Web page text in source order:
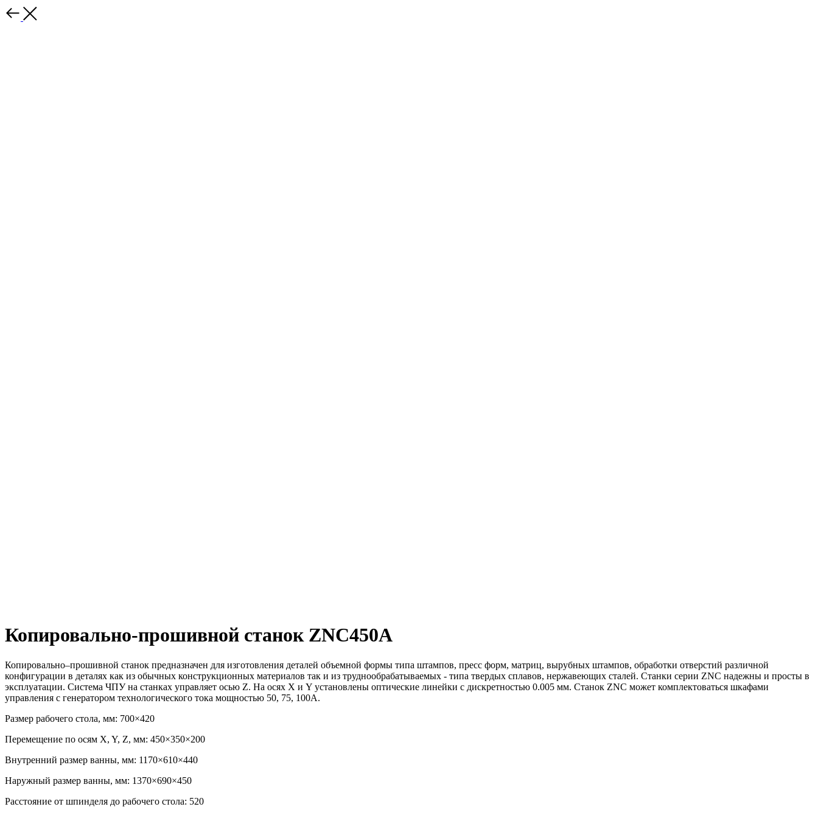
Копировально-прошивной станок ZNC450A
Копировально–прошивной станок предназначен для изготовления деталей объемной формы типа штампов, пресс форм, матриц, вырубных штампов, обработки отверстий различной
конфигурации в деталях как из обычных конструкционных материалов так и из труднообрабатываемых - типа твердых сплавов, нержавеющих сталей. Станки серии ZNC надежны и просты в
эксплуатации. Система ЧПУ на станках управляет осью Z. На осях Х и Y установлены оптические линейки с дискретностью 0.005 мм. Станок ZNC может комплектоваться шкафами
управления с генератором технологического тока мощностью 50, 75, 100А.
Размер рабочего стола, мм: 700×420
Перемещение по осям X, Y, Z, мм: 450×350×200
Внутренний размер ванны, мм: 1170×610×440
Наружный размер ванны, мм: 1370×690×450
Расстояние от шпинделя до рабочего стола: 520